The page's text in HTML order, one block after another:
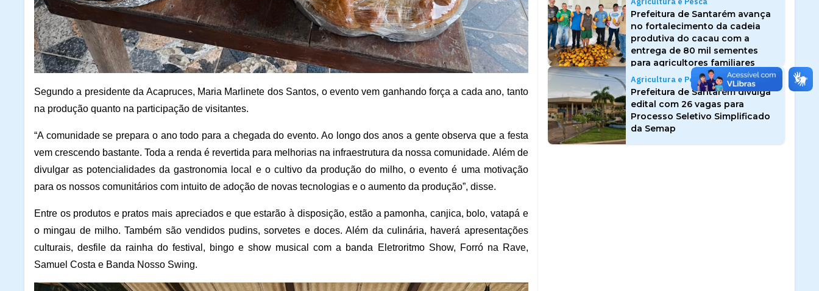
Segundo a presidente da Acapruces, Maria Marlinete dos Santos, o evento vem ganhando força a cada ano, tanto
na produção quanto na participação de visitantes.
“A comunidade se prepara o ano todo para a chegada do evento. Ao longo dos anos a gente observa que a festa
vem crescendo bastante. Toda a renda é revertida para melhorias na infraestrutura da nossa comunidade. Além de
divulgar as potencialidades da gastronomia local e o cultivo da produção do milho, o evento é uma motivação
para os nossos comunitários com intuito de adoção de novas tecnologias e o aumento da produção”, disse.
Entre os produtos e pratos mais apreciados e que estarão à disposição, estão a pamonha, canjica, bolo, vatapá e
o mingau de milho. Também são vendidos pudins, sorvetes e doces. Além da culinária, haverá apresentações
culturais, desfile da rainha do festival, bingo e show musical com a banda Eletroritmo Show, Forró na Rave,
Samuel Costa e Banda Nosso Swing.
Prefeitura de Santarém avança
no fortalecimento da cadeia
produtiva do cacau com a
entrega de 80 mil sementes
para agricultores familiares
Agricultura e Pesca
Prefeitura de Santarém divulga
edital com 26 vagas para
Processo Seletivo Simplificado
da Semap